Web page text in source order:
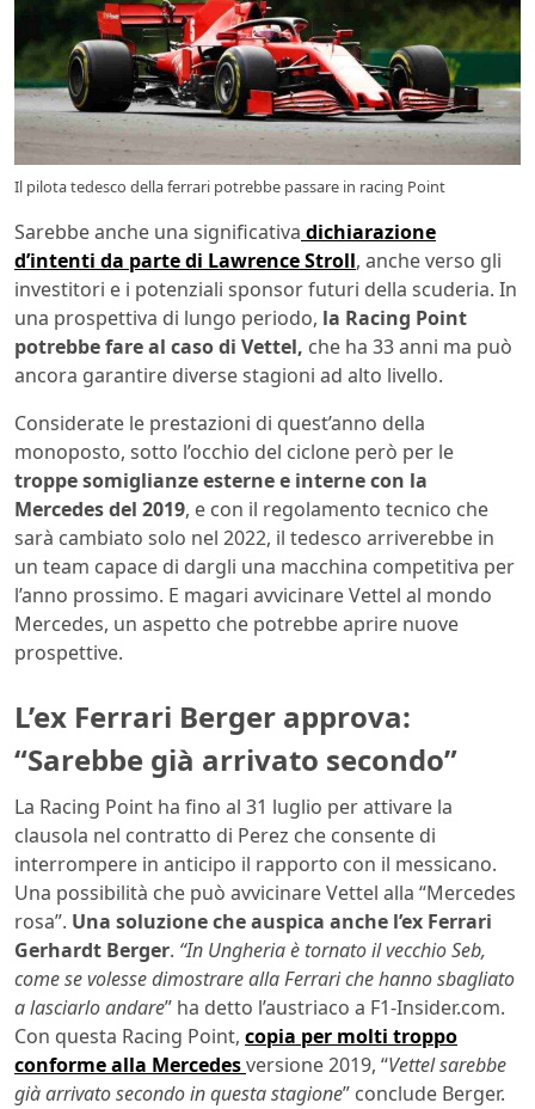
Il pilota tedesco della ferrari potrebbe passare in racing Point
Sarebbe anche una significativa dichiarazione
d’intenti da parte di Lawrence Stroll, anche verso gli
investitori e i potenziali sponsor futuri della scuderia. In
una prospettiva di lungo periodo, la Racing Point
potrebbe fare al caso di Vettel, che ha 33 anni ma può
ancora garantire diverse stagioni ad alto livello.
Considerate le prestazioni di quest’anno della
monoposto, sotto l’occhio del ciclone però per le
troppe somiglianze esterne e interne con la
Mercedes del 2019, e con il regolamento tecnico che
sarà cambiato solo nel 2022, il tedesco arriverebbe in
un team capace di dargli una macchina competitiva per
l’anno prossimo. E magari avvicinare Vettel al mondo
Mercedes, un aspetto che potrebbe aprire nuove
prospettive.
L’ex Ferrari Berger approva:
“Sarebbe già arrivato secondo”
La Racing Point ha fino al 31 luglio per attivare la
clausola nel contratto di Perez che consente di
interrompere in anticipo il rapporto con il messicano.
Una possibilità che può avvicinare Vettel alla “Mercedes
rosa”. Una soluzione che auspica anche l’ex Ferrari
Gerhardt Berger. “In Ungheria è tornato il vecchio Seb,
come se volesse dimostrare alla Ferrari che hanno sbagliato
a lasciarlo andare” ha detto l’austriaco a F1-Insider.com.
Con questa Racing Point, copia per molti troppo
conforme alla Mercedesversione 2019, “Vettel sarebbe
già arrivato secondo in questa stagione” conclude Berger.